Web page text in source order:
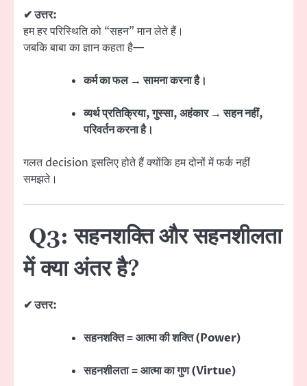
✔ उत्तर:
हम हर परिस्थिति को “सहन” मान लेते हैं।
जबकि बाबा का ज्ञान कहता है—
कर्म का फल → सामना करना है।
व्यर्थ प्रतिक्रिया, गुस्सा, अहंकार → सहन नहीं,
परिवर्तन करना है।
गलत decision इसलिए होते हैं क्योंकि हम दोनों में फर्क नहीं
समझते।
Q3: सहनशक्ति और सहनशीलता
में क्या अंतर है?
✔ उत्तर:
सहनशक्ति = आत्मा की शक्ति (Power)
सहनशीलता = आत्मा का गुण (Virtue)